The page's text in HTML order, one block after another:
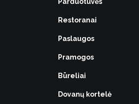
Restoranai
Paslaugos
Pramogos
Būreliai
Dovanų kortelė